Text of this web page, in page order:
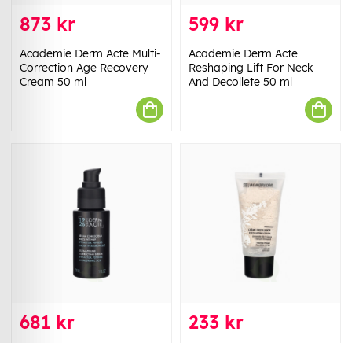
873 kr
Academie Derm Acte Multi-
Correction Age Recovery
Cream 50 ml
599 kr
Academie Derm Acte
Reshaping Lift For Neck
And Decollete 50 ml
681 kr 233 kr